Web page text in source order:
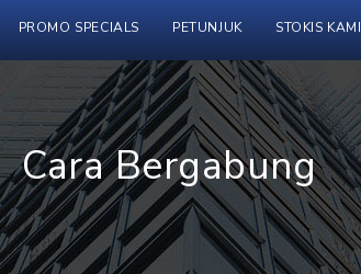
PROMO SPECIALS PETUNJUK STOKIS KAMI
Cara Bergabung